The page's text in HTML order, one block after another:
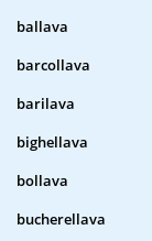
ballava
barcollava
barilava
bighellava
bollava
bucherellava